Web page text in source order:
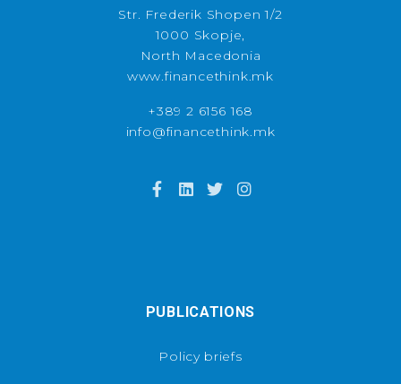
Str. Frederik Shopen 1/2
1000 Skopje,
North Macedonia
www.financethink.mk
+389 2 6156 168
info@financethink.mk
PUBLICATIONS
Policy briefs